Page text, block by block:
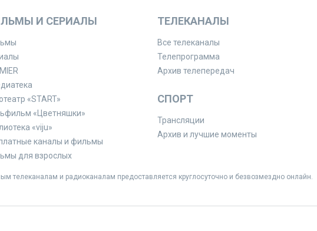
И СЕРИАЛЫ
«START»
«Цветняшки»
«viju»
каналы и фильмы
для взрослых
ТЕЛЕКАНАЛЫ
Все телеканалы
Телепрограмма
Архив телепередач
СПОРТ
Трансляции
Архив и лучшие моменты
телеканалам и радиоканалам предоставляется круглосуточно и безвозмездно онлайн.